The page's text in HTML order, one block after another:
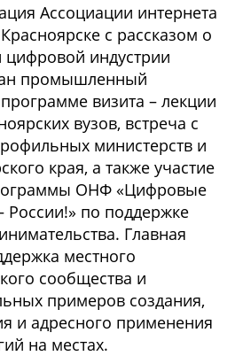
Ассоциации интернета
с рассказом о
цифровой индустрии
промышленный
визита – лекции
вузов, встреча с
министерств и
края, а также участие
ОНФ «Цифровые
России!» по поддержке
Главная
местного
сообщества и
примеров создания,
и адресного применения
на местах.